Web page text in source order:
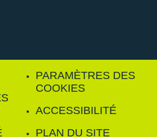
PARAMÈTRES DES
COOKIES
ACCESSIBILITÉ
PLAN DU SITE